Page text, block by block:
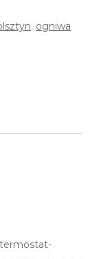
, ogniwa